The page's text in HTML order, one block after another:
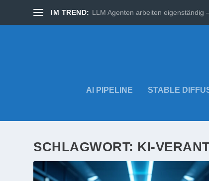
IM TREND: LLM Agenten arbeiten eigenständig
AI PIPELINE STABLE
SCHLAGWORT: KI-